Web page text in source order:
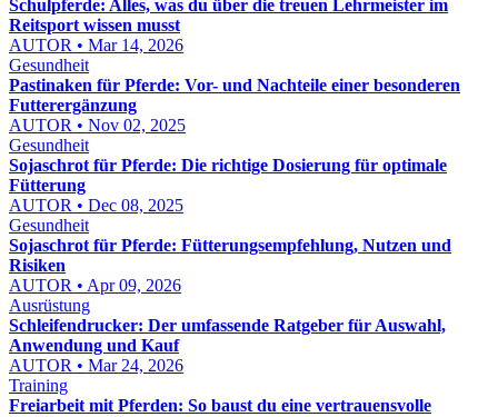
Schulpferde: Alles, was du über die treuen Lehrmeister im
Reitsport wissen musst
AUTOR • Mar 14, 2026
Gesundheit
Pastinaken für Pferde: Vor- und Nachteile einer besonderen
Futterergänzung
AUTOR • Nov 02, 2025
Gesundheit
Sojaschrot für Pferde: Die richtige Dosierung für optimale
Fütterung
AUTOR • Dec 08, 2025
Gesundheit
Sojaschrot für Pferde: Fütterungsempfehlung, Nutzen und
Risiken
AUTOR • Apr 09, 2026
Ausrüstung
Schleifendrucker: Der umfassende Ratgeber für Auswahl,
Anwendung und Kauf
AUTOR • Mar 24, 2026
Training
Freiarbeit mit Pferden: So baust du eine vertrauensvolle